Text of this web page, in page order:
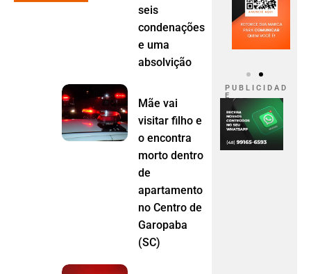
seis
condenações
e uma
absolvição
Mãe vai
visitar filho e
o encontra
morto dentro
de
apartamento
no Centro de
Garopaba
(SC)
P U B L I C I D A D
E